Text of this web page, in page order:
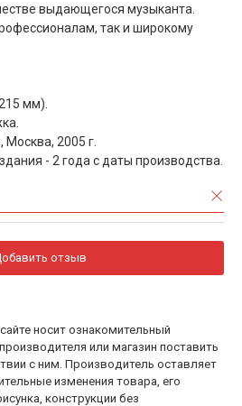
выдающегося музыканта.
так и широкому
мм).
2005 г.
- 2 года с даты производства.
отзыв
носит ознакомительный
или магазин поставить
с ним. Производитель оставляет
изменения товара, его
конструкции без